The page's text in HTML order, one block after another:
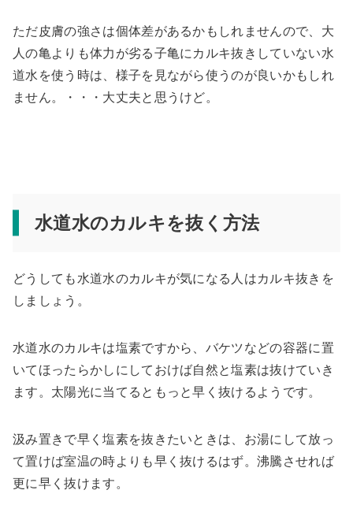
ただ皮膚の強さは個体差があるかもしれませんので、大
人の亀よりも体力が劣る子亀にカルキ抜きしていない水
道水を使う時は、様子を見ながら使うのが良いかもしれ
ません。・・・大丈夫と思うけど。
水道水のカルキを抜く方法
どうしても水道水のカルキが気になる人はカルキ抜きを
しましょう。
水道水のカルキは塩素ですから、バケツなどの容器に置
いてほったらかしにしておけば自然と塩素は抜けていき
ます。太陽光に当てるともっと早く抜けるようです。
汲み置きで早く塩素を抜きたいときは、お湯にして放っ
て置けば室温の時よりも早く抜けるはず。沸騰させれば
更に早く抜けます。